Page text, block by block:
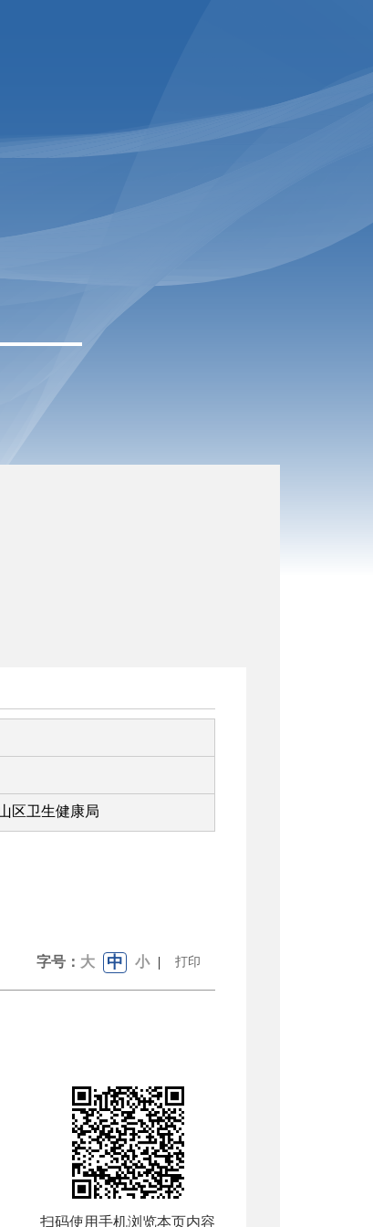
区卫生健康局
字号： 大 中 小 | 打印
扫码使用手机浏览本页内容